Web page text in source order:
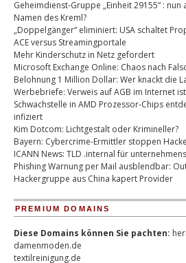
Geheimdienst-Gruppe „Einheit 29155“ :
Namen des Kreml?
„Doppelgänger“ eliminiert: USA schaltet
ACE versus Streamingportale
Mehr Kinderschutz in Netz gefordert
Microsoft Exchange Online: Chaos nach
Belohnung 1 Million Dollar: Wer knackt die
Werbebriefe: Verweis auf AGB im Internet
Schwachstelle in AMD Prozessor-Chips
infiziert
Kim Dotcom: Lichtgestalt oder Krimineller?
Bayern: Cybercrime-Ermittler stoppen
ICANN News: TLD .internal für
Phishing Warnung per Mail ausblendbar:
Hackergruppe aus China kapert Provider
PREMIUM DOMAINS
Diese Domains können Sie pachten:
damenmoden.de
textilreinigung.de